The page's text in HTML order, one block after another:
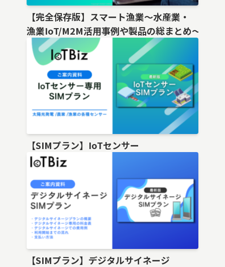
【完全保存版】スマート漁業〜水産業・
漁業IoT/M2M活用事例や製品の総まとめ〜
【SIMプラン】IoTセンサー
【SIMプラン】デジタルサイネージ